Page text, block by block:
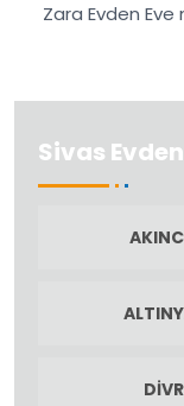
Zara Evden Eve
Sivas